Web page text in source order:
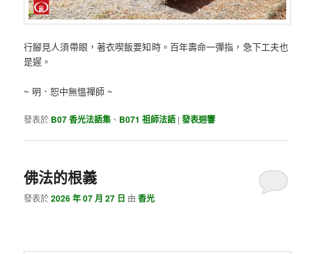
行腳見人須帶眼，著衣喫飯要知時。百年壽命一彈指，急下工夫也
是遲。
~ 明．恕中無慍禪師 ~
發表於 B07 香光法語集 、 B071 祖師法語 |發表迴響
佛法的根義
發表於2026 年 07 月 27 日 由香光